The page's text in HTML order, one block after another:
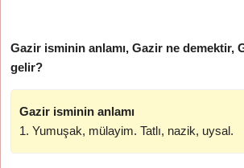
Gazir isminin anlamı, Gazir ne demektir,
gelir?
Gazir isminin anlamı
1. Yumuşak, mülayim. Tatlı, nazik, uysal.